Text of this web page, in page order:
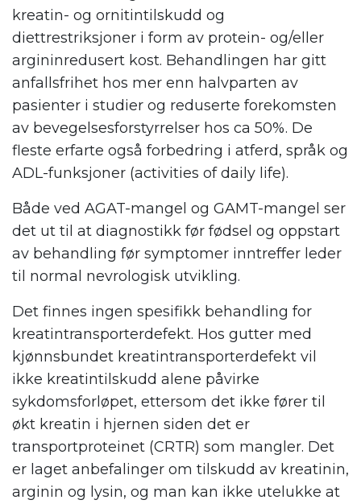
kreatin- og ornitintilskudd og
diettrestriksjoner i form av protein- og/eller
argininredusert kost. Behandlingen har gitt
anfallsfrihet hos mer enn halvparten av
pasienter i studier og reduserte forekomsten
av bevegelsesforstyrrelser hos ca 50%. De
fleste erfarte også forbedring i atferd, språk og
ADL-funksjoner (activities of daily life).
Både ved AGAT-mangel og GAMT-mangel ser
det ut til at diagnostikk før fødsel og oppstart
av behandling før symptomer inntreffer leder
til normal nevrologisk utvikling.
Det finnes ingen spesifikk behandling for
kreatintransporterdefekt. Hos gutter med
kjønnsbundet kreatintransporterdefekt vil
ikke kreatintilskudd alene påvirke
sykdomsforløpet, ettersom det ikke fører til
økt kreatin i hjernen siden det er
transportproteinet (CRTR) som mangler. Det
er laget anbefalinger om tilskudd av kreatinin,
arginin og lysin, og man kan ikke utelukke at